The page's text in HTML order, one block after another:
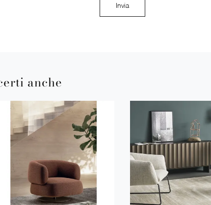
Invia
anche